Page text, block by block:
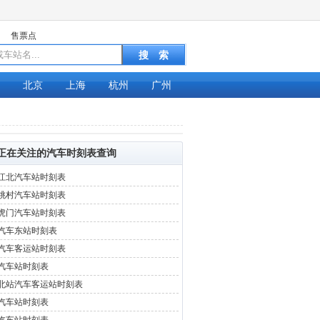
售票点
北京 上海 杭州 广州
在关注的汽车时刻表查询
北汽车站时刻表
村汽车站时刻表
门汽车站时刻表
车东站时刻表
车客运站时刻表
车站时刻表
站汽车客运站时刻表
车站时刻表